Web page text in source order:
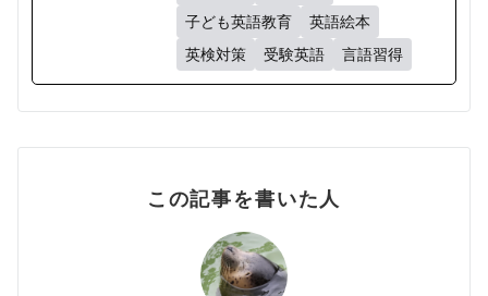
子ども英語教育
英語絵本
英検対策
受験英語 言語習得
この記事を書いた人